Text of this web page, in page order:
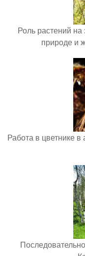
Роль растений
природе и
Работа в цветнике